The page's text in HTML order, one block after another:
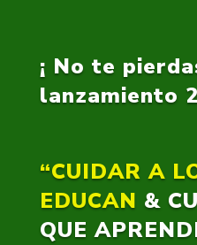
¡ No te
lanzamiento
“CUIDAR A
EDUCAN &
QUE